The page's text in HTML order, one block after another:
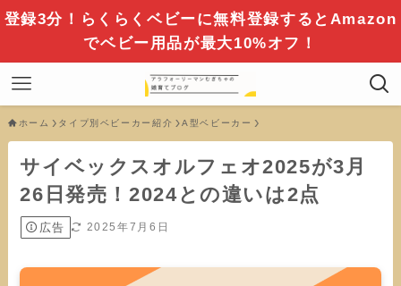
登録3分！らくらくベビーに無料登録するとAmazon
でベビー用品が最大10%オフ！
ホーム タイプ別ベビーカー紹介 A型ベビーカー
サイベックスオルフェオ2025が3月
26日発売！2024との違いは2点
広告 2025年7月6日